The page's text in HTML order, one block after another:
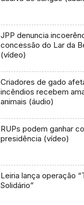
JPP denuncia
concessão do Lar da
(vídeo)
Criadores de gado
incêndios recebem
animais (áudio)
RUPs podem ganhar
presidência (vídeo)
Leiria lança operação
Solidário”